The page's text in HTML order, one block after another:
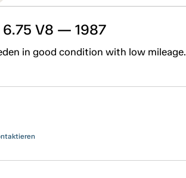
V8 — 1987
in good condition with low mileage.